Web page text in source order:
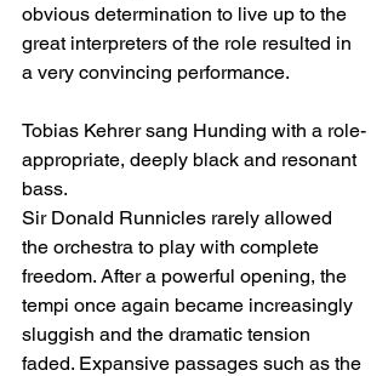
obvious determination to live up to the
great interpreters of the role resulted in
a very convincing performance.
Tobias Kehrer sang Hunding with a role-
appropriate, deeply black and resonant
bass.
Sir Donald Runnicles rarely allowed
the orchestra to play with complete
freedom. After a powerful opening, the
tempi once again became increasingly
sluggish and the dramatic tension
faded. Expansive passages such as the